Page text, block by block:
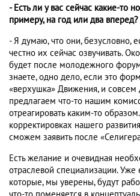
- Есть ли у вас сейчас какие-то
примеру, на год или два вперед?
- Я думаю, что они, безусловно,
честно их сейчас озвучивать.
будет после молодежного
знаете, одно дело, если это
«верхушка» Движения, и совсем
предлагаем что-то нашим
отреагировать каким-то
корректировках нашего
сможем заявить после
Есть желание и очевидная
отраслевой специализации. Уже
которые, мы уверены, будут